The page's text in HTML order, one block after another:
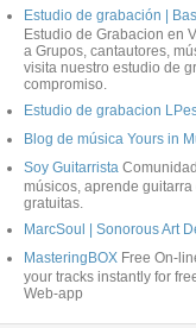
Estudio de grabación |
Estudio de Grabacion en
a Grupos, cantautores,
visita nuestro estudio de
compromiso.
Estudio de grabacion
Blog de música Yours in
Soy Guitarrista
músicos, aprende
gratuitas.
MarcSoul | Sonorous Art
MasteringBOX Free On-
your tracks instantly for
Web-app